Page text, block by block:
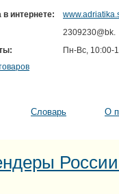
интернете:
2309230@bk.
Пн-Вс, 10:00-
Словарь О